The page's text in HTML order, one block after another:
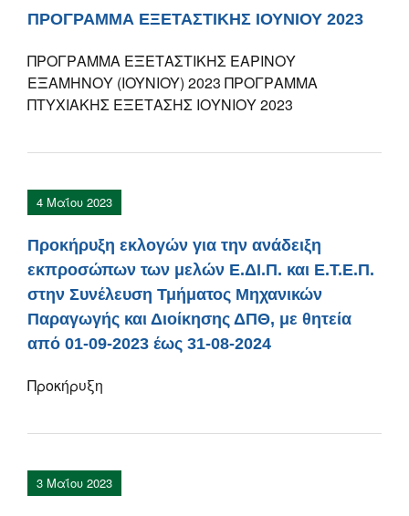
ΠΡΟΓΡΑΜΜΑ ΕΞΕΤΑΣΤΙΚΗΣ ΙΟΥΝΙΟΥ 2023
ΠΡΟΓΡΑΜΜΑ ΕΞΕΤΑΣΤΙΚΗΣ ΕΑΡΙΝΟΥ
ΕΞΑΜΗΝΟΥ (IOYNIOY) 2023 ΠΡΟΓΡΑΜΜΑ
ΠΤΥΧΙΑΚΗΣ ΕΞΕΤΑΣΗΣ ΙΟΥΝΙΟΥ 2023
4 Μαΐου 2023
Προκήρυξη εκλογών για την ανάδειξη
εκπροσώπων των μελών Ε.ΔΙ.Π. και Ε.Τ.Ε.Π.
στην Συνέλευση Τμήματος Μηχανικών
Παραγωγής και Διοίκησης ΔΠΘ, με θητεία
από 01-09-2023 έως 31-08-2024
Προκήρυξη
3 Μαΐου 2023